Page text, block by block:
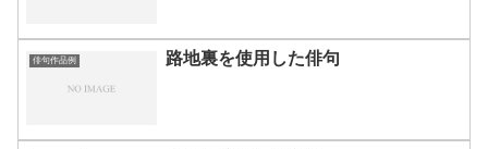
俳句作品例 路地裏を使用した俳句